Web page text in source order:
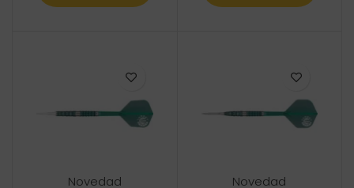
Novedad Novedad